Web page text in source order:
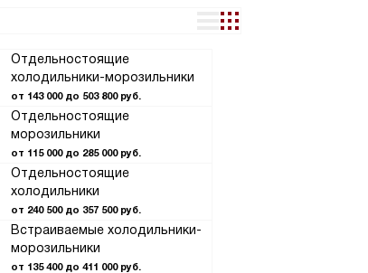
Отдельностоящие
холодильники-морозильники
от 143 000 до 503 800 руб.
Отдельностоящие
морозильники
от 115 000 до 285 000 руб.
Отдельностоящие
холодильники
от 240 500 до 357 500 руб.
Встраиваемые холодильники-
морозильники
от 135 400 до 411 000 руб.